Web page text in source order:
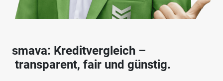
smava: Kreditvergleich –
transparent, fair und günstig.